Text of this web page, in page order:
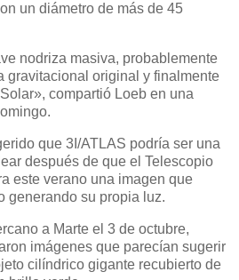
un diámetro de más de 45
nodriza masiva, probablemente
gravitacional original y finalmente
compartió Loeb en una
que 3I/ATLAS podría ser una
después de que el Telescopio
este verano una imagen que
generando su propia luz.
a Marte el 3 de octubre,
imágenes que parecían sugerir
cilíndrico gigante recubierto de